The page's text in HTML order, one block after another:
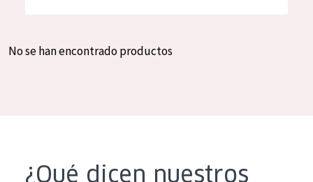
Spanish
No se han encontrado productos
¿Qué dicen nuestros